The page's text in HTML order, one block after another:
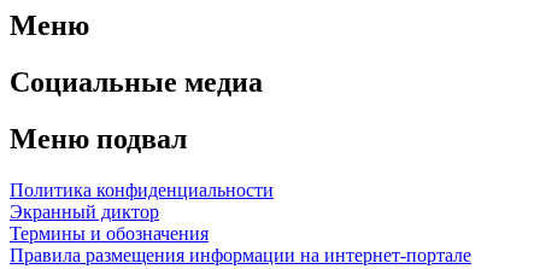
Меню
Социальные медиа
Меню подвал
Политика конфиденциальности
Экранный диктор
Термины и обозначения
Правила размещения информации на интернет-портале